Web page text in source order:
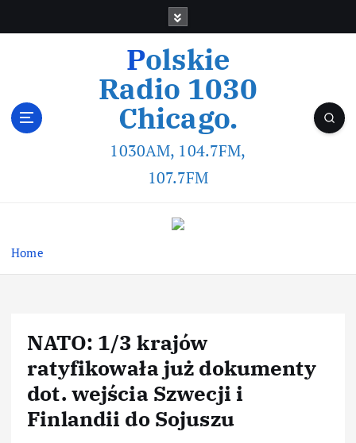
Polskie
Radio 1030
Chicago.
1030AM, 104.7FM,
107.7FM
Home
NATO: 1/3 krajów
ratyfikowała już dokumenty
dot. wejścia Szwecji i
Finlandii do Sojuszu